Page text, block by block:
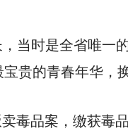
当时是全省唯一
贵的青春年华，
毒品案，缴获毒